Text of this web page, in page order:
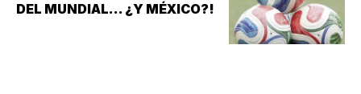
DEL MUNDIAL... ¿Y MÉXICO?!